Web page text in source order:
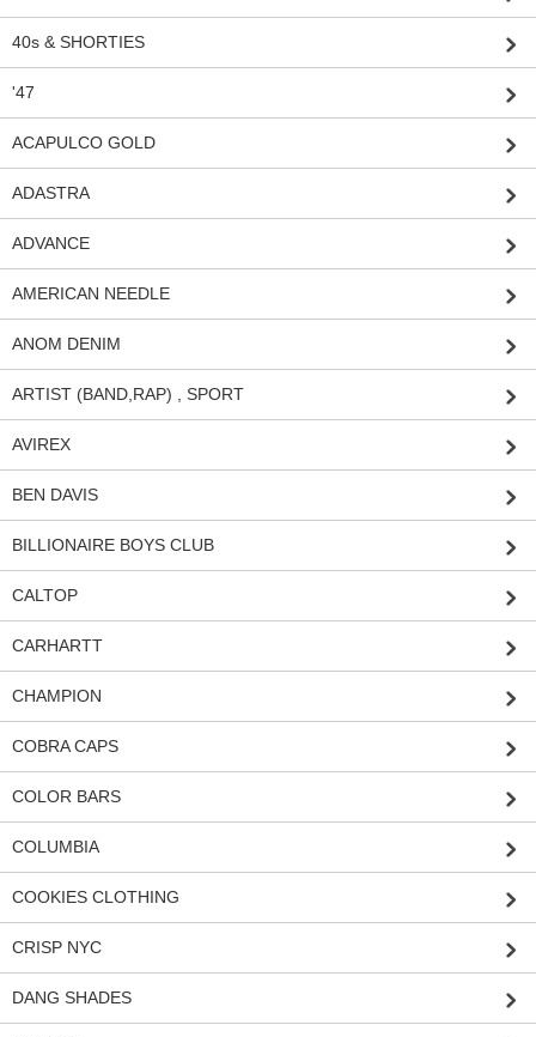
40s & SHORTIES
'47
ACAPULCO GOLD
ADASTRA
ADVANCE
AMERICAN NEEDLE
ANOM DENIM
ARTIST (BAND,RAP) , SPORT
AVIREX
BEN DAVIS
BILLIONAIRE BOYS CLUB
CALTOP
CARHARTT
CHAMPION
COBRA CAPS
COLOR BARS
COLUMBIA
COOKIES CLOTHING
CRISP NYC
DANG SHADES